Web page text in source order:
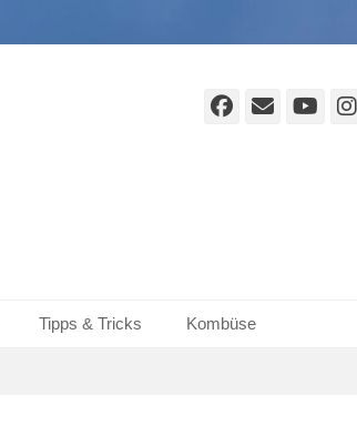
Facebook
E-
Tipps & Tricks Kombüse